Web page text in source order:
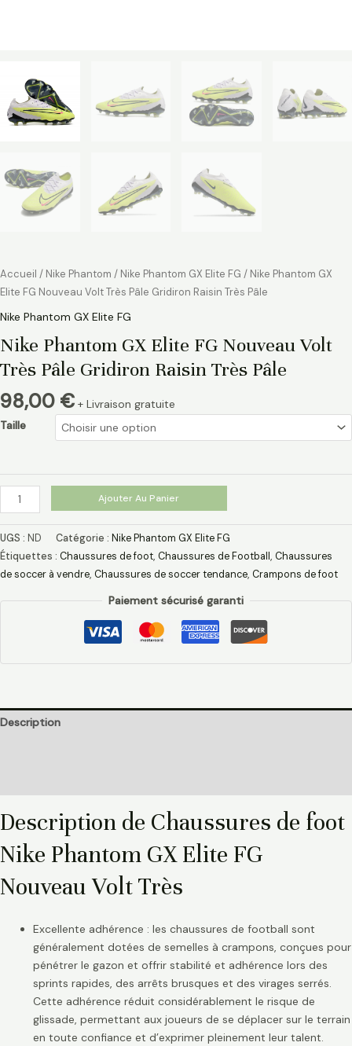
Accueil / Nike Phantom / Nike Phantom GX Elite FG / Nike Phantom GX
Elite FG Nouveau Volt Très Pâle Gridiron Raisin Très Pâle
Nike Phantom GX Elite FG
Nike Phantom GX Elite FG Nouveau Volt
Très Pâle Gridiron Raisin Très Pâle
98,00 € + Livraison gratuite
Taille
Ajouter Au Panier
UGS : ND Catégorie : Nike Phantom GX Elite FG
Étiquettes : Chaussures de foot, Chaussures de Football , Chaussures
de soccer à vendre, Chaussures de soccer tendance, Crampons de foot
Paiement sécurisé garanti
Description
Description de Chaussures de foot
Nike Phantom GX Elite FG
Nouveau Volt Très
Excellente adhérence : les chaussures de football sont
généralement dotées de semelles à crampons, conçues pour
pénétrer le gazon et offrir stabilité et adhérence lors des
sprints rapides, des arrêts brusques et des virages serrés.
Cette adhérence réduit considérablement le risque de
glissade, permettant aux joueurs de se déplacer sur le terrain
en toute confiance et d’exprimer pleinement leur talent.